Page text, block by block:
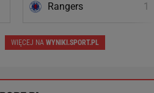
Rangers
1
WIĘCEJ NAWYNIKI.SPORT.PL